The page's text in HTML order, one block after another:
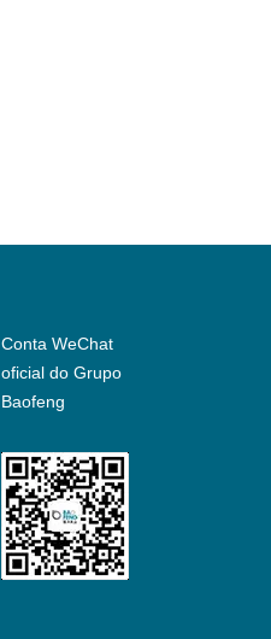
Conta WeChat
oficial do Grupo
Baofeng